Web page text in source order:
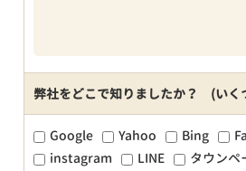
弊社をどこで知りましたか？ (いく
Google Yahoo Bing
instagram
LINE タウンペ